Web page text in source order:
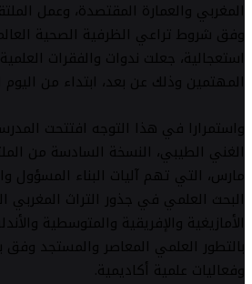
المغربي والعمارة المقتصدة، وعمل
وفق شروط تراعي الظرفية الصحية
استعجالية، جعلت ندوات والفقرات
المهتمين وذلك عن بعد، ابتداء من
واستمرارا في هذا التوجه افتتحت
مارس، التي تهم آليات البناء المسؤول
البحث العلمي في جذور التراث المغربي
الأمازيغية والإفريقية والمتوسطية
بالتطور العلمي المعاصر والمستجد وفق
وفعاليات علمية أكاديمية.